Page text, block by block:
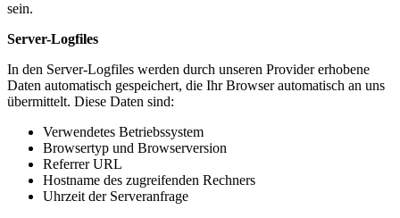
sein.
Server-Logfiles
In den Server-Logfiles werden durch unseren Provider erhobene
Daten automatisch gespeichert, die Ihr Browser automatisch an uns
übermittelt. Diese Daten sind:
Verwendetes Betriebssystem
Browsertyp und Browserversion
Referrer URL
Hostname des zugreifenden Rechners
Uhrzeit der Serveranfrage